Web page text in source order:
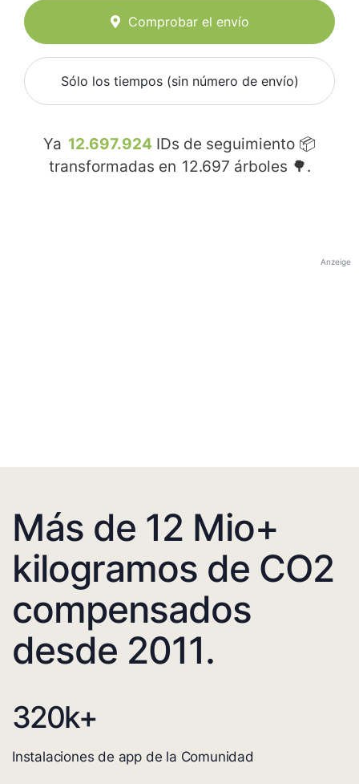
Comprobar el envío
Sólo los tiempos (sin número de envío)
Ya 12.697.924 IDs de seguimiento 📦
transformadas en 12.697 árboles 🌳.
Anzeige
Más de 12 Mio+
kilogramos de CO2
compensados
desde 2011.
320k+
Instalaciones de app de la Comunidad